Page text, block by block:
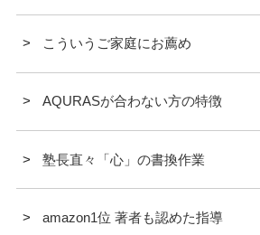
こういうご家庭にお薦め
AQURASが合わない方の特徴
塾長直々「心」の書換作業
amazon1位 著者も認めた指導